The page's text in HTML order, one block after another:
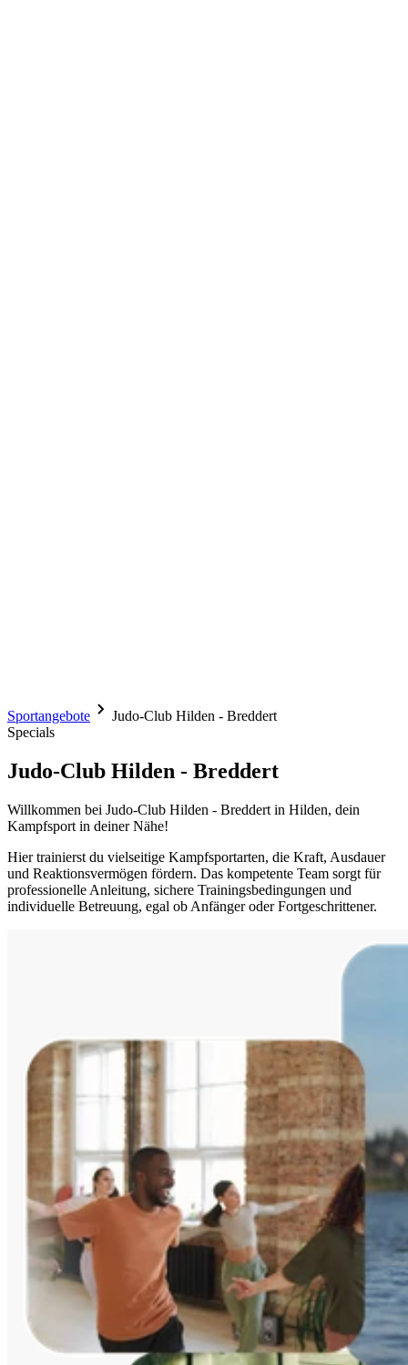
Sportangebote
Judo-Club Hilden - Breddert
Specials
Judo-Club Hilden - Breddert
Willkommen bei Judo-Club Hilden - Breddert in Hilden, dein
Kampfsport in deiner Nähe!
Hier trainierst du vielseitige Kampfsportarten, die Kraft, Ausdauer
und Reaktionsvermögen fördern. Das kompetente Team sorgt für
professionelle Anleitung, sichere Trainingsbedingungen und
individuelle Betreuung, egal ob Anfänger oder Fortgeschrittener.